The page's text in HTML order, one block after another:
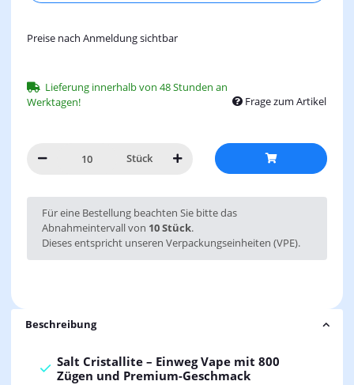
Preise nach Anmeldung sichtbar
Lieferung innerhalb von 48 Stunden an
Werktagen!
Frage zum Artikel
Stück
x
Für eine Bestellung beachten Sie bitte das
Abnahmeintervall von 10 Stück.
Dieses entspricht unseren Verpackungseinheiten (VPE).
Beschreibung
Salt Cristallite – Einweg Vape mit 800
Zügen und Premium-Geschmack